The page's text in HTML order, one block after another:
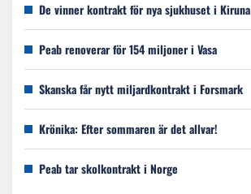
De vinner kontrakt för nya sjukhuset i Kiruna
Peab renoverar för 154 miljoner i Vasa
Skanska får nytt miljardkontrakt i Forsmark
Krönika: Efter sommaren är det allvar!
Peab tar skolkontrakt i Norge